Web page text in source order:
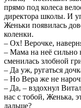
прямо под колеса
директора школы. И
Женьки появилась
коленки.
– Ох! Верочке,
– Мама на неё
сменилась злобной
– Да уж, ругаться
– Но Вера же не
– Да, – вздохнул
нас с тобой, Женька,
дальше?